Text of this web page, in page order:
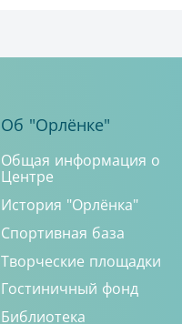
Об "Орлёнке"
Общая информация о
Центре
История "Орлёнка"
Спортивная база
Творческие площадки
Гостиничный фонд
Библиотека